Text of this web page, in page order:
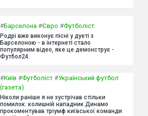
#Барселона #Євро #Футболіст
Родрі вже виконує пісні у дуеті з
Барселоною - в інтернеті стало
популярним відео, яке це демонструє -
Футбол24.
#Київ #Футболіст #Український футбол
(газета)
Ніколи раніше я не зустрічав стільки
помилок: колишній нападник Динамо
прокоментував тріумф київської команди